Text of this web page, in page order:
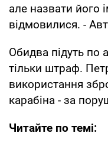
але назвати його
відмовилися. -
Обидва підуть по
тільки штраф.
використання
карабіна - за
Читайте по темі: